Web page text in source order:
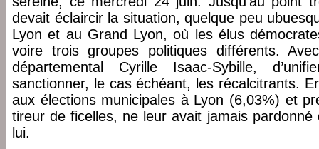
devait éclaircir la situation, quelque peu
Lyon et au Grand Lyon, où les élus
voire trois groupes politiques différents.
départemental Cyrille Isaac-Sybille,
sanctionner, le cas échéant, les récalcitrants.
aux élections municipales à Lyon (6,03%) et
tireur de ficelles, ne leur avait jamais pardonné
lui.